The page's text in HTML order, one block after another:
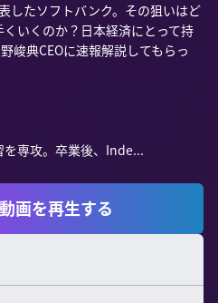
したソフトバンク。その狙いはど
いくのか？日本経済にとって持
峻典CEOに速報解説してもらっ
専攻。卒業後、Inde...
画を再生する